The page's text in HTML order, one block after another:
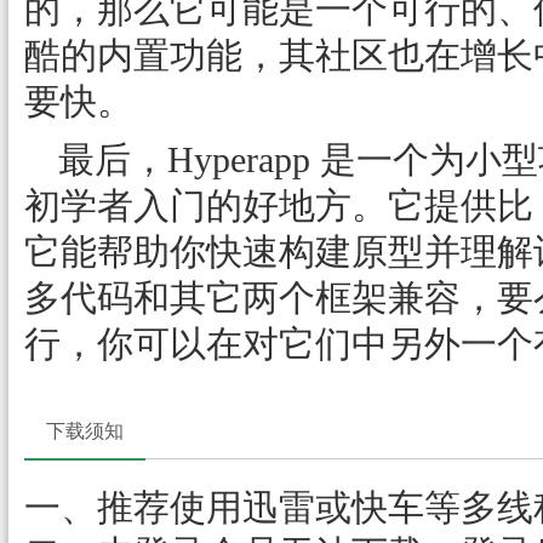
的，那么它可能是一个可行的
酷的内置功能，其社区也在增
要快。
最后，Hyperapp 是一个为小
初学者入门的好地方。它提供比
它能帮助你快速构建原型并理
多代码和其它两个框架兼容，
行，你可以在对它们中另外一
下载须知
一、推荐使用迅雷或快车等多